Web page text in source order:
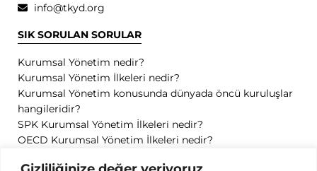
info@tkyd.org
SIK SORULAN SORULAR
Kurumsal Yönetim nedir?
Kurumsal Yönetim İlkeleri nedir?
Kurumsal Yönetim konusunda dünyada öncü kuruluşlar
hangileridir?
SPK Kurumsal Yönetim İlkeleri nedir?
OECD Kurumsal Yönetim İlkeleri nedir?
GİZLİLİK